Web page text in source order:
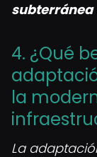
subterránea
4. ¿Qué
la
La